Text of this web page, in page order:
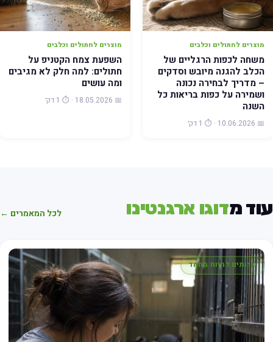
מוצרים לחתולים וכלבים
משחה לכפות הרגליים של
הכלב להגנה מיובש וסדקים
– מדריך לבחירה נכונה
ושמירה על כפות בריאות כל
השנה
📅 10.06.2026 · ⏱️ 1 דק׳
מוצרים לחתולים וכלבים
השפעת צמח הקטניפ על
חתולים: למה חלק לא מגיבים
ומה עושים
📅 18.05.2026 · ⏱️ 1 דק׳
מדוגו ארגנטינו לכל המאמרים ←
שרותים לחיות מחמד